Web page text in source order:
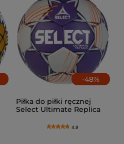
-48%
Piłka do piłki ręcznej
Select Ultimate Replica
4.9